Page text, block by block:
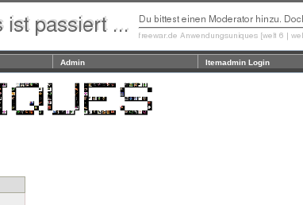
Admin Itemadmin Login